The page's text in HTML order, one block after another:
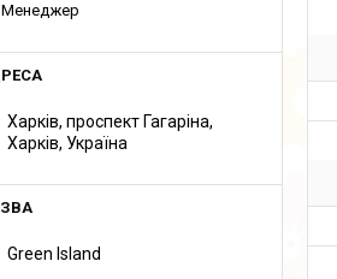
Менеджер
Харків, проспект Гагаріна,
Харків, Україна
Green Island